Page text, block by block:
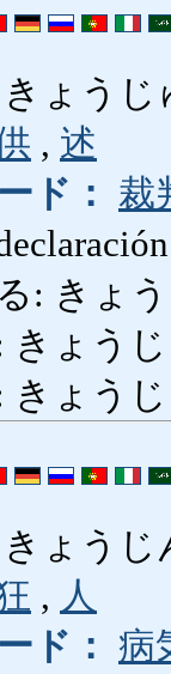
ょうじ
, 述
ド：
裁
: きょう
きょう
きょう
ょうじ
, 人
ド： 病